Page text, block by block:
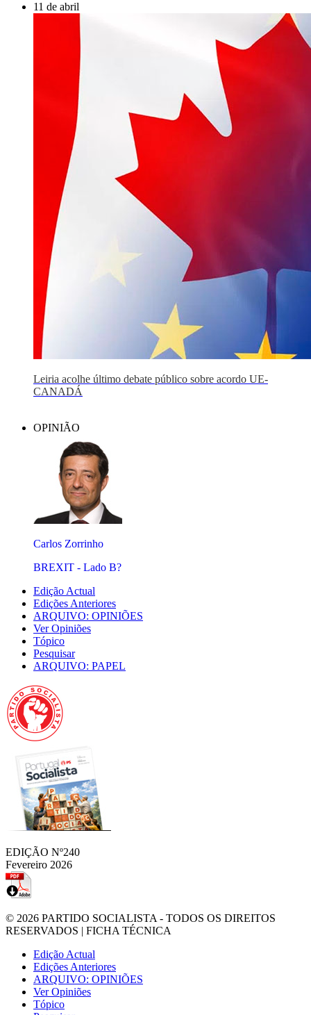
11 de abril
Leiria acolhe último debate público sobre acordo UE-
CANADÁ
OPINIÃO
Carlos Zorrinho
BREXIT - Lado B?
Edição Actual
Edições Anteriores
ARQUIVO: OPINIÕES
Ver Opiniões
Tópico
Pesquisar
ARQUIVO: PAPEL
EDIÇÃO Nº240
Fevereiro 2026
© 2026 PARTIDO SOCIALISTA - TODOS OS DIREITOS
RESERVADOS | FICHA TÉCNICA
Edição Actual
Edições Anteriores
ARQUIVO: OPINIÕES
Ver Opiniões
Tópico